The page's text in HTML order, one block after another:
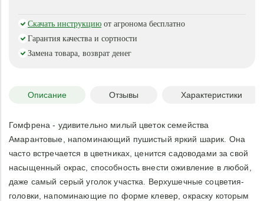
Скачать инструкцию от агронома бесплатно
Гарантия качества и сортности
Замена товара, возврат денег
Описание Отзывы Характеристики
Гомфрена - удивительно милый цветок семейства
Амарантовые, напоминающий пушистый яркий шарик. Она
часто встречается в цветниках, ценится садоводами за свой
насыщенный окрас, способность внести оживление в любой,
даже самый серый уголок участка. Верхушечные соцветия-
головки, напоминающие по форме клевер, окраску которым